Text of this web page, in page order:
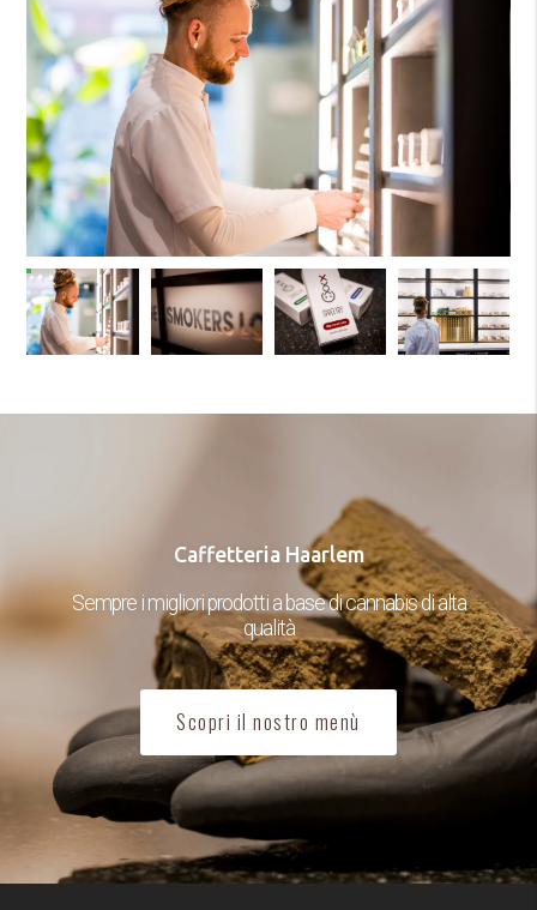
Caffetteria Haarlem
Sempre i migliori prodotti a base di cannabis di alta
qualità
Scopri il nostro menù